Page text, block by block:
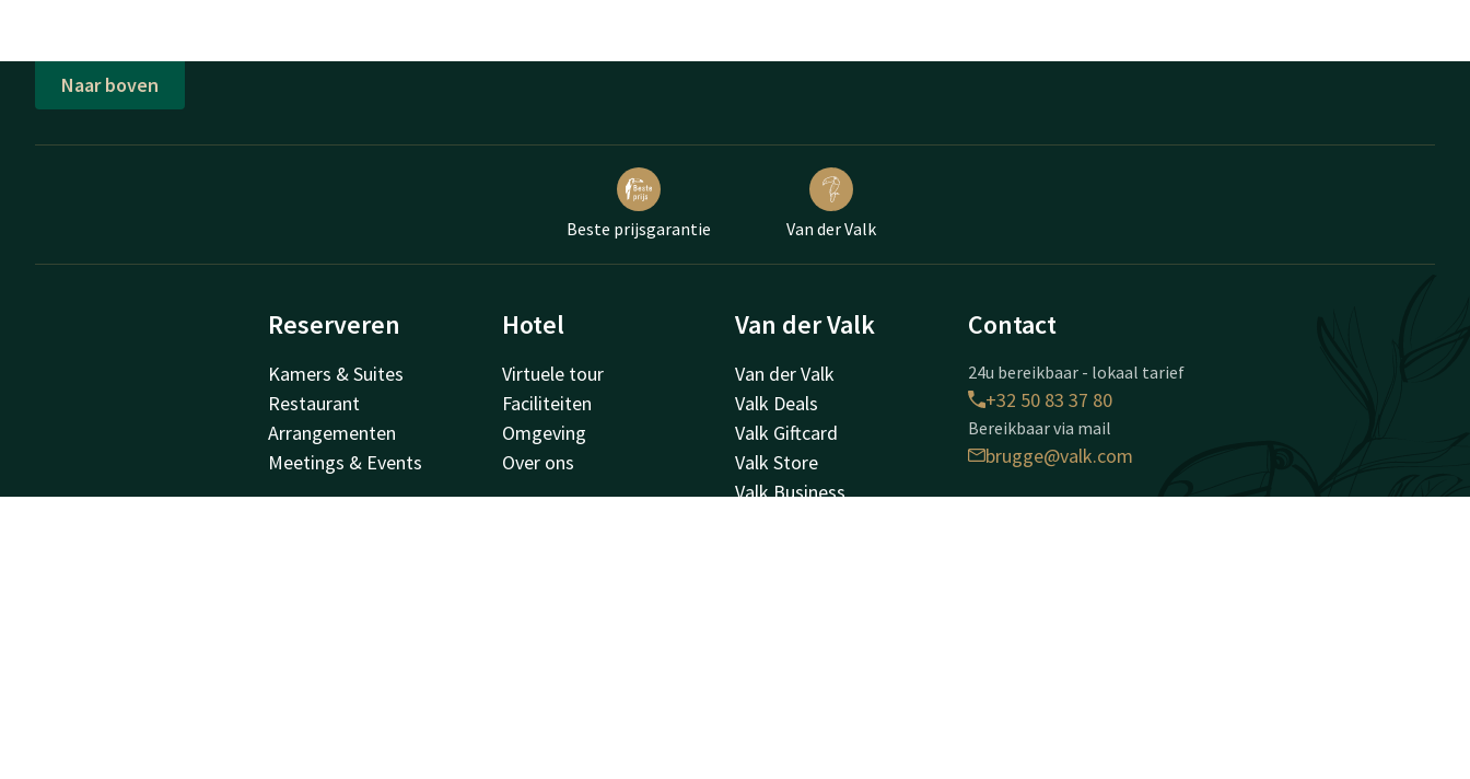
Naar boven
Beste prijsgarantie Van der Valk
Reserveren
Kamers & Suites
Restaurant
Arrangementen
Meetings & Events
Hotel
Virtuele tour
Faciliteiten
Omgeving
Over ons
Van der Valk
Van der Valk
Valk Deals
Valk Giftcard
Valk Store
Valk Business
Contact
24u bereikbaar - lokaal tarief
+32 50 83 37 80
Bereikbaar via mail
brugge@valk.com